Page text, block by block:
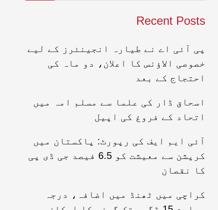
Recent Posts
پی آئی اے نے طیارہ انجینئرز کے لیے
خصوصی الاؤنس کا اعلان، دو ماہ کی
احتجاج کے بعد
اسحاق ڈار کی علما سے مسلم امہ میں
اتحاد کے فروغ کی اپیل
آئی ایم ایف کی رپورٹ: پاکستان میں
کرپشن سے معیشت کو 6.5 فیصد جی ڈی پی
کا نقصان
کراچی میں ٹھنڈ میں اضافہ، درجہ